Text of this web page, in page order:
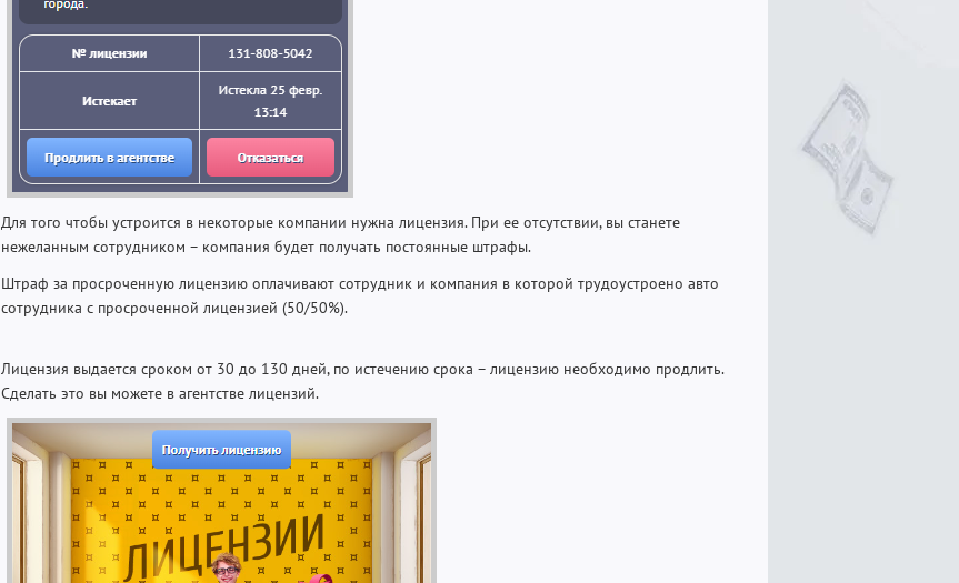
Для того чтобы устроится в некоторые компании нужна лицензия. При ее отсутствии, вы станете
нежеланным сотрудником – компания будет получать постоянные штрафы.
Штраф за просроченную лицензию оплачивают сотрудник и компания в которой трудоустроено авто
сотрудника с просроченной лицензией (50/50%).
Лицензия выдается сроком от 30 до 130 дней, по истечению срока – лицензию необходимо продлить.
Сделать это вы можете в агентстве лицензий.